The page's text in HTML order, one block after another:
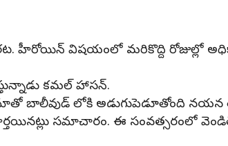
హీరోయిన్ విషయంలో మరికొద్ది రోజుల్లో
కమల్ హాసన్.
బాలీవుడ్ లోకి అడుగుపెడూతోంది
సమాచారం. ఈ సంవత్సరంలో